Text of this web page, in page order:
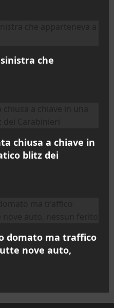
che
chiusa a chiave in
blitz dei
domato ma traffico
nove auto,